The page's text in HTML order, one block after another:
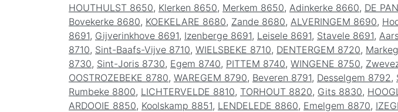
HOUTHULST 8650, Klerken 8650, Merkem 8650, Adinkerke 8660, DE
Bovekerke 8680, KOEKELARE 8680, Zande 8680, ALVERINGEM 8690,
8691, Gijverinkhove 8691, Izenberge 8691, Leisele 8691, Stavele 8691,
8710, Sint-Baafs-Vijve 8710, WIELSBEKE 8710, DENTERGEM 8720,
8730, Sint-Joris 8730, Egem 8740, PITTEM 8740, WINGENE 8750,
OOSTROZEBEKE 8780, WAREGEM 8790, Beveren 8791, Desselgem 8792 ,
Rumbeke 8800, LICHTERVELDE 8810, TORHOUT 8820, Gits 8830,
ARDOOIE 8850, Koolskamp 8851, LENDELEDE 8860, Emelgem 8870,